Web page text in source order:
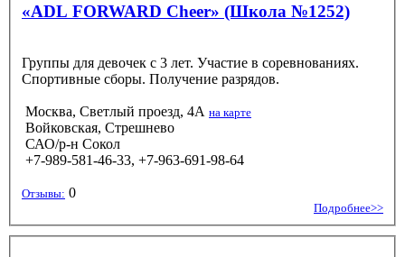
«ADL FORWARD Cheer» (Школа №1252)
Группы для девочек с 3 лет. Участие в соревнованиях.
Спортивные сборы. Получение разрядов.
Москва, Светлый проезд, 4А на карте
Войковская, Стрешнево
САО/р-н Сокол
+7-989-581-46-33, +7-963-691-98-64
Отзывы: 0
Подробнее>>